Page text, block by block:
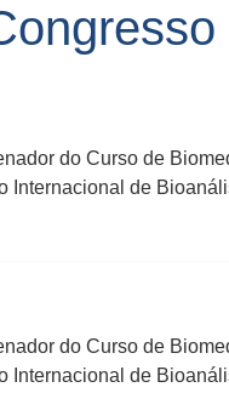
do Curso de
Internacional de
do Curso de
Internacional de